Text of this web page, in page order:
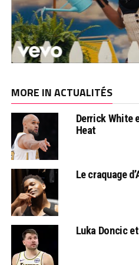
MORE IN ACTUALITÉS
Derrick White
Heat
Le craquage
Luka Doncic